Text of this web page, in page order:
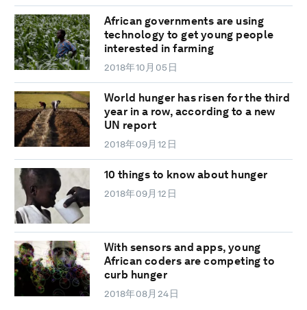
African governments are using
technology to get young people
interested in farming
2018年10月05日
World hunger has risen for the third
year in a row, according to a new
UN report
2018年09月12日
10 things to know about hunger
2018年09月12日
With sensors and apps, young
African coders are competing to
curb hunger
2018年08月24日